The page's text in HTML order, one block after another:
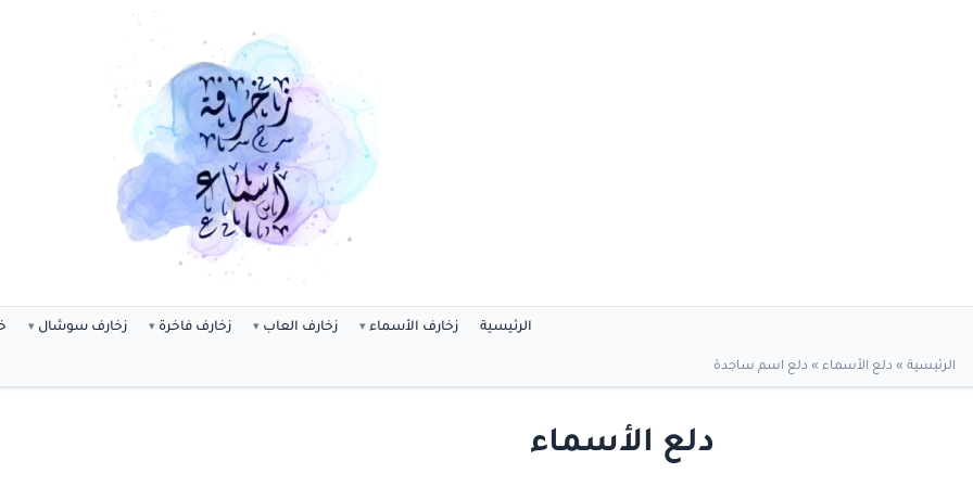
الرئيسية زخارف الأسماء زخارف العاب زخارف فاخرة زخارف سوشال
الرئيسية » دلع الأسماء » دلع اسم ساجدة
دلع الأسماء